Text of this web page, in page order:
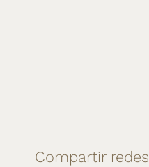
Compartir